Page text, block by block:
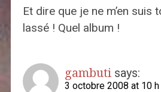
Et dire que je ne m’en suis
lassé ! Quel album !
gambuti says:
3 octobre 2008 at 10